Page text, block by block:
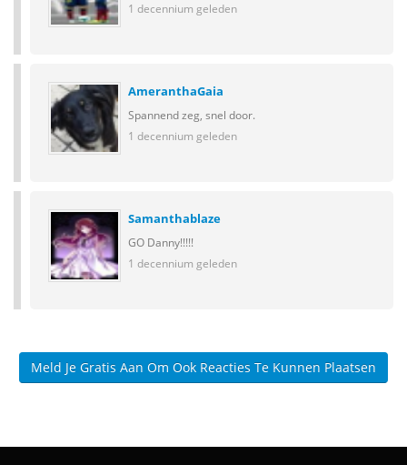
1 decennium geleden
AmeranthaGaia
Spannend zeg, snel door.
1 decennium geleden
Samanthablaze
GO Danny!!!!!
1 decennium geleden
Meld Je Gratis Aan Om Ook Reacties Te Kunnen Plaatsen